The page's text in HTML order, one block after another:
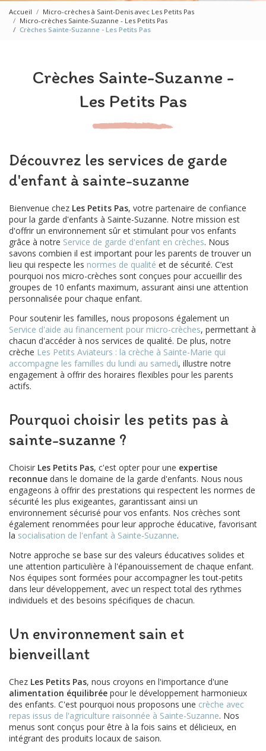
Accueil
Micro-crèches à Saint-Denis avec Les Petits Pas
Micro-crèches Sainte-Suzanne - Les Petits Pas
Crèches Sainte-Suzanne - Les Petits Pas
Crèches Sainte-Suzanne -
Les Petits Pas
Découvrez les services de garde
d'enfant à sainte-suzanne
Bienvenue chez Les Petits Pas, votre partenaire de confiance
pour la garde d'enfants à Sainte-Suzanne. Notre mission est
d'offrir un environnement sûr et stimulant pour vos enfants
grâce à notre Service de garde d'enfant en crèches. Nous
savons combien il est important pour les parents de trouver un
lieu qui respecte les normes de qualité et de sécurité. C’est
pourquoi nos micro-crèches sont conçues pour accueillir des
groupes de 10 enfants maximum, assurant ainsi une attention
personnalisée pour chaque enfant.
Pour soutenir les familles, nous proposons également un
Service d'aide au financement pour micro-crèches, permettant à
chacun d'accéder à nos services de qualité. De plus, notre
crèche Les Petits Aviateurs : la crèche à Sainte-Marie qui
accompagne les familles du lundi au samedi, illustre notre
engagement à offrir des horaires flexibles pour les parents
actifs.
Pourquoi choisir les petits pas à
sainte-suzanne ?
Choisir Les Petits Pas, c'est opter pour une expertise
reconnue dans le domaine de la garde d'enfants. Nous nous
engageons à offrir des prestations qui respectent les normes de
sécurité les plus exigeantes, garantissant ainsi un
environnement sécurisé pour vos enfants. Nos crèches sont
également renommées pour leur approche éducative, favorisant
la socialisation de l'enfant à Sainte-Suzanne.
Notre approche se base sur des valeurs éducatives solides et
une attention particulière à l'épanouissement de chaque enfant.
Nos équipes sont formées pour accompagner les tout-petits
dans leur développement, avec un respect total des rythmes
individuels et des besoins spécifiques de chacun.
Un environnement sain et
bienveillant
Chez Les Petits Pas, nous croyons en l'importance d'une
alimentation équilibrée pour le développement harmonieux
des enfants. C'est pourquoi nous proposons une crèche avec
repas issus de l'agriculture raisonnée à Sainte-Suzanne. Nos
menus sont conçus pour être à la fois sains et délicieux, en
intégrant des produits locaux de saison.